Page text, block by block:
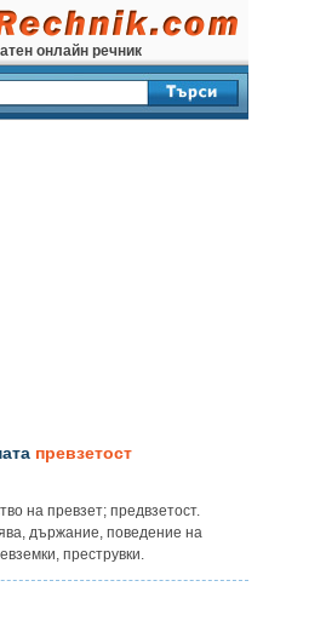
онлайн речник
превзетост
на превзет; предвзетост.
държание, поведение на
преструвки.